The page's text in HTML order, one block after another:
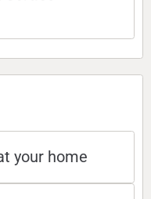
your home